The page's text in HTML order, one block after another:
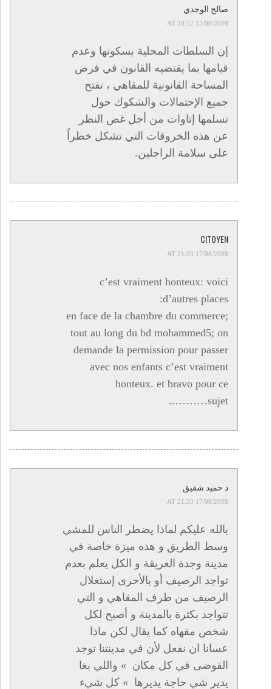
صالح الوجدي
15/08/2008 AT 20:52
إن السلطات المحلية بسكوتها وعدم
قيامها بما يقتضيه القانون في فرض
المساحة القانونية للمقاهي ، تفتح
جميع الإحتمالات والشكوك حول
تسلمها إتاوات من أجل غض النظر
عن هذه الخروقات التي تشكل خطراً
على سلامة الراجلين.
CITOYEN
17/08/2008 AT 21:33
c’est vraiment honteux: voici
d’autres places:
en face de la chambre du commerce;
tout au long du bd mohammed5; on
demande la permission pour passer
avec nos enfants c’est vraiment
honteux. et bravo pour ce
sujet………..
ذ حميد شفيق
17/08/2008 AT 21:33
بالله عليكم لماذا يضطر الناس للمشي
وسط الطريق و هذه ميزة خاصة في
مدينة وجدة العريقة و الكل يعلم بعدم
تواجد الرصيف أو بالأحرى إستغلال
الرصيف من طرف المقاهي و التي
تتواجد بكثرة بالمدينة و أصبح لكل
شخص مقهاه كما يقال لكن ماذا
عسانا ان نفعل لأن في مدينتنا توجد
القوضى في كل مكان » واللي بغا
يدير شي حاجة يديرها » كل شيء